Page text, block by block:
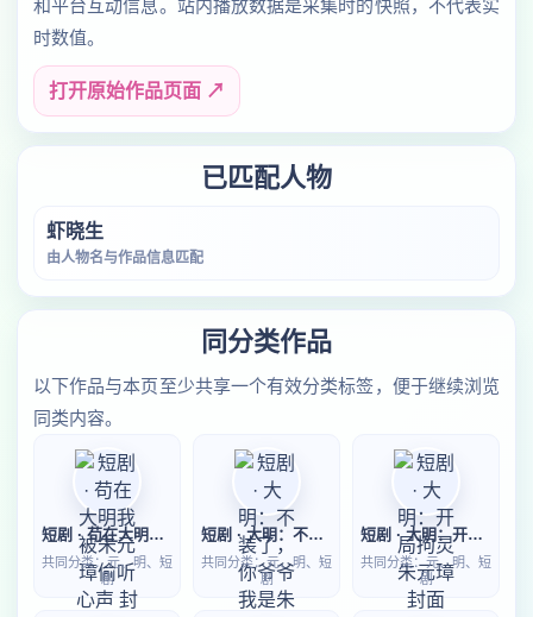
和平台互动信息。站内播放数据是采集时的快照，不代表实
时数值。
打开原始作品页面 ↗
已匹配人物
虾晓生
由人物名与作品信息匹配
同分类作品
以下作品与本页至少共享一个有效分类标签，便于继续浏览
同类内容。
短剧 · 苟在大明我被朱元璋偷听心声
共同分类：元、明、短
剧
短剧 · 大明：不装了，你爷爷我是朱元璋第二季
共同分类：元、明、短
剧
短剧 · 大明：开局拘灵朱元璋
共同分类：元、明、短
剧